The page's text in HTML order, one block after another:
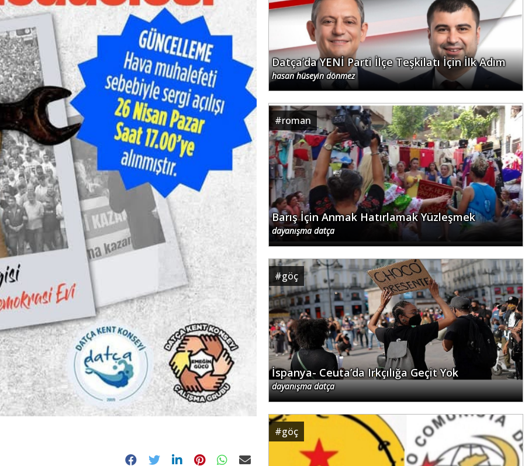
Datça’da YENİ Parti İlçe Teşkilatı İçin İlk Adım
hasan hüseyin dönmez
#roman
Barış İçin Anmak Hatırlamak Yüzleşmek
dayanışma datça
#göç
İspanya- Ceuta’da Irkçılığa Geçit Yok
dayanışma datça
#göç